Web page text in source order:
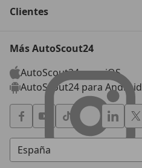
Clientes
Más AutoScout24
AutoScout24 para iOS
AutoScout24 para Android